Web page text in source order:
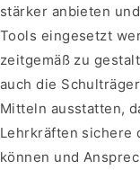
stärker anbieten
Tools eingesetzt
zeitgemäß zu
auch die
Mitteln ausstatten,
Lehrkräften sichere
können und